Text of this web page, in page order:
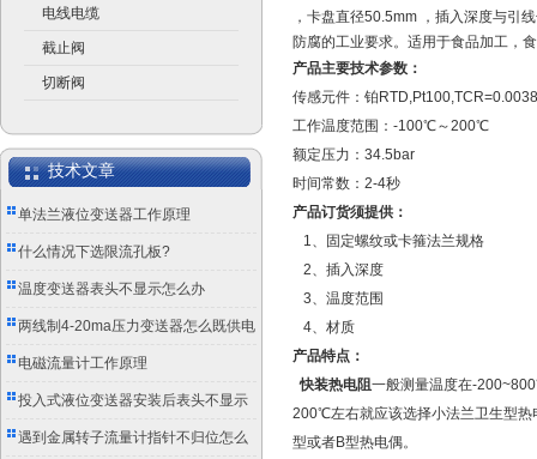
电线电缆
截止阀
切断阀
技术文章
单法兰液位变送器工作原理
什么情况下选限流孔板?
温度变送器表头不显示怎么办
两线制4-20ma压力变送器怎么既供电
又传信号？
电磁流量计工作原理
投入式液位变送器安装后表头不显示
怎么办？
遇到金属转子流量计指针不归位怎么
，卡盘直径50.5mm ，插入深度与引
防腐的工业要求。适用于食品加工，
产品主要技术参数：
传感元件：铂
工作温度范围：-100℃～200℃
额定压力：34.5bar
时间常数：2-4秒
产品订货须提供：
1、固定螺纹或卡箍法兰规格
2、插入深度
3、温度范围
4、材质
产品特点：
快装热电阻一般测量温度在-
200℃左右就应该选择小法兰卫生型
型或者B型热电偶。